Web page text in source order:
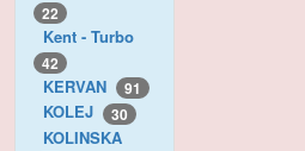
22
Kent - Turbo
42
KERVAN 91
KOLEJ 30
KOLINSKA